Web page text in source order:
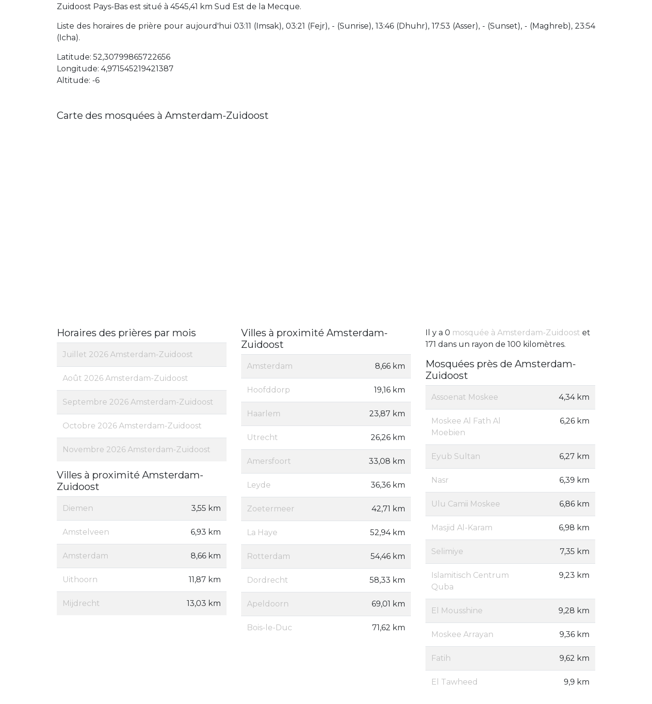
Zuidoost Pays-Bas est situé à 4545,41 km Sud Est de la Mecque.
Liste des horaires de prière pour aujourd'hui 03:11 (Imsak), 03:21 (Fejr), - (Sunrise), 13:46 (Dhuhr), 17:53 (Asser), - (Sunset), - (Maghreb), 23:54
(Icha).
Latitude: 52,30799865722656
Longitude: 4,971545219421387
Altitude: -6
Carte des mosquées à Amsterdam-Zuidoost
Horaires des prières par mois
Juillet 2026 Amsterdam-Zuidoost
Août 2026 Amsterdam-Zuidoost
Septembre 2026 Amsterdam-Zuidoost
Octobre 2026 Amsterdam-Zuidoost
Novembre 2026 Amsterdam-Zuidoost
Villes à proximité Amsterdam-
Zuidoost
Diemen 3,55 km
Amstelveen 6,93 km
Amsterdam 8,66 km
Uithoorn 11,87 km
Mijdrecht 13,03 km
Villes à proximité Amsterdam-
Zuidoost
Amsterdam 8,66 km
Hoofddorp 19,16 km
Haarlem 23,87 km
Utrecht 26,26 km
Amersfoort 33,08 km
Leyde 36,36 km
Zoetermeer 42,71 km
La Haye 52,94 km
Rotterdam 54,46 km
Dordrecht 58,33 km
Apeldoorn 69,01 km
Bois-le-Duc 71,62 km
Il y a 0 mosquée à Amsterdam-Zuidoost et
171 dans un rayon de 100 kilomètres.
Mosquées près de Amsterdam-
Zuidoost
Assoenat Moskee 4,34 km
Moskee Al Fath Al
Moebien
6,26 km
Eyub Sultan 6,27 km
Nasr 6,39 km
Ulu Camii Moskee 6,86 km
Masjid Al-Karam 6,98 km
Selimiye 7,35 km
Islamitisch Centrum
Quba
9,23 km
El Mousshine 9,28 km
Moskee Arrayan 9,36 km
Fatih 9,62 km
El Tawheed 9,9 km